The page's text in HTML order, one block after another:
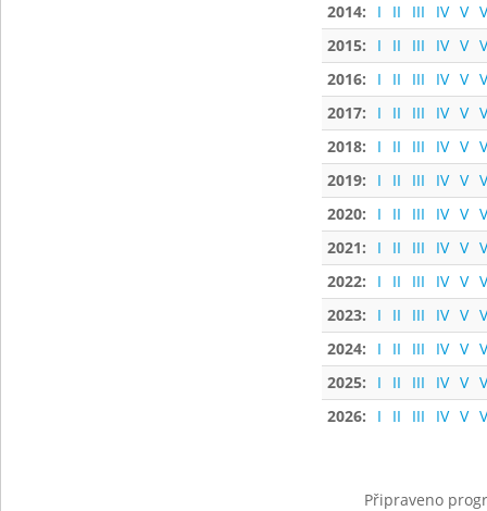
2014:
I II III IV V
2015:
I II III IV V
2016:
I II III IV V
2017:
I II III IV V
2018:
I II III IV V
2019:
I II III IV V
2020:
I II III IV V
2021:
I II III IV V
2022:
I II III IV V
2023:
I II III IV V
2024:
I II III IV V
2025:
I II III IV V
2026:
I II III IV V
Připraveno